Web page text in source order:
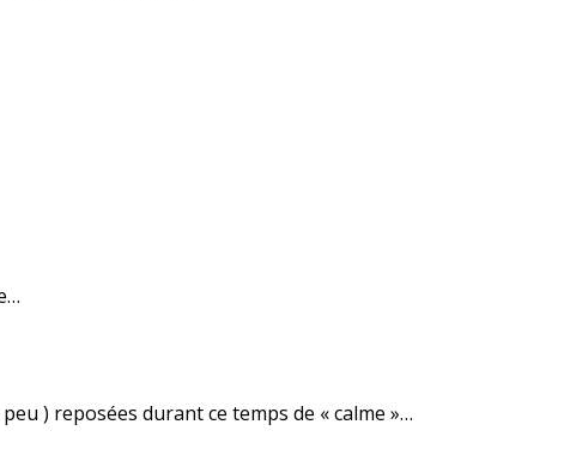
) reposées durant ce temps de « calme »…